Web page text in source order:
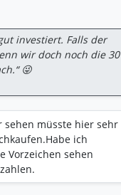
investiert. Falls der
wir doch noch die 30
😜
sehen müsste hier sehr
ich
Vorzeichen sehen